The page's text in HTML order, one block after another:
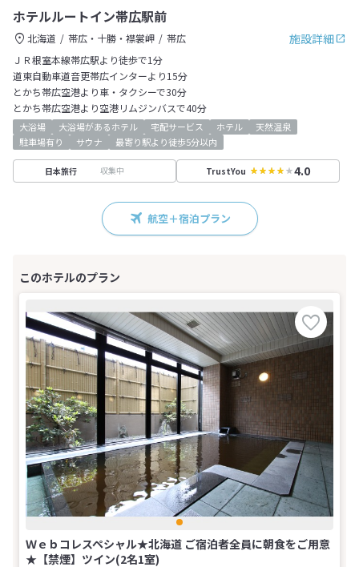
ホテルルートイン帯広駅前
施設詳細
北海道 帯広・十勝・襟裳岬
帯広
ＪＲ根室本線帯広駅より徒歩で1分
道東自動車道音更帯広インターより15分
とかち帯広空港より車・タクシーで30分
とかち帯広空港より空港リムジンバスで40分
大浴場 大浴場があるホテル 宅配サービス ホテル
天然温泉
駐車場有り
サウナ 最寄り駅より徒歩5分以内
日本旅行 収集中 TrustYou 4.0
航空＋宿泊プラン
Ｗｅｂコレスペシャル★北海道 ご宿泊者全員に朝食をご用意
★【禁煙】ツイン(2名1室)